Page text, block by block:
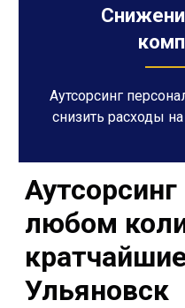
Аутсорсинг
снизить расходы
любом
Ульяновск